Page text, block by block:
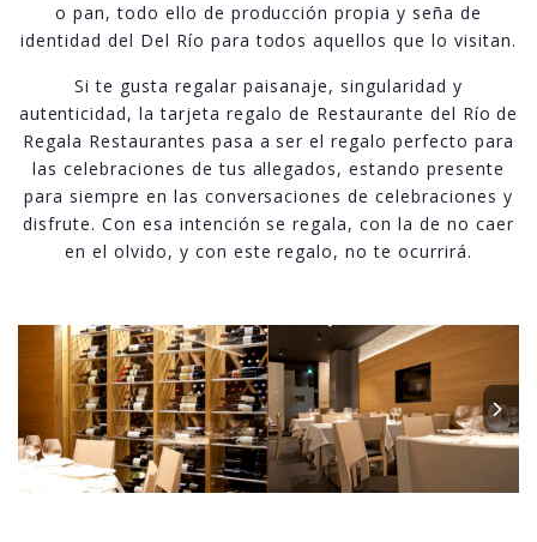
o pan, todo ello de producción propia y seña de
identidad del Del Río para todos aquellos que lo visitan.
Si te gusta regalar paisanaje, singularidad y
autenticidad, la tarjeta regalo de Restaurante del Río de
Regala Restaurantes pasa a ser el regalo perfecto para
las celebraciones de tus allegados, estando presente
para siempre en las conversaciones de celebraciones y
disfrute. Con esa intención se regala, con la de no caer
en el olvido, y con este regalo, no te ocurrirá.